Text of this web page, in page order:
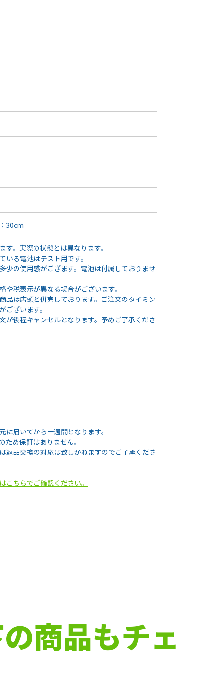
30cm
。実際の状態とは異なります。
る電池はテスト用です。
少の使用感がござます。電池は付属しておりませ
税表示が異なる場合がございます。
品は店頭と併売しております。ご注文のタイミン
ございます。
が後程キャンセルとなります。予めご了承くださ
に届いてから一週間となります。
ため保証はありません。
返品交換の対応は致しかねますのでご了承くださ
こちらでご確認ください。
商品もチェ